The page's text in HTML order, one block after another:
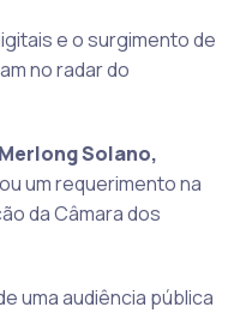
e o surgimento de
no radar do
Merlong Solano,
um requerimento na
da Câmara dos
uma audiência pública